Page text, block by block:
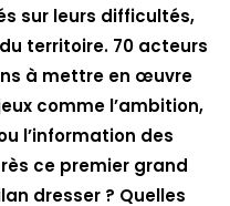
sur leurs difficultés,
territoire. 70 acteurs
à mettre en œuvre
comme l’ambition,
l’information des
ce premier grand
dresser ? Quelles